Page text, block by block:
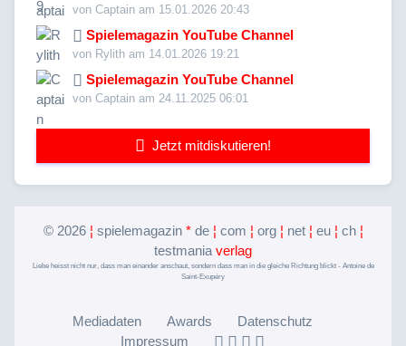
von Captain am 15.01.2026 20:43
Spielemagazin YouTube Channel
von Rylith am 14.01.2026 19:21
Spielemagazin YouTube Channel
von Captain am 24.11.2025 06:01
Jetzt mitdiskutieren!
© 2026 ¦ spielemagazin* de ¦ com ¦ org ¦ net ¦ eu ¦ ch ¦
testmaniaverlag
Liebe heisst nicht nur, dass man einander anschaut, sondern dass man in die gleiche Richtung blickt - Antoine de
Saint-Exupéry
Mediadaten Awards
Datenschutz
Impressum